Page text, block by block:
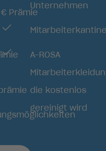
Prämie
Unternehmen
A-ROSA
die kostenlos
gereinigt wird